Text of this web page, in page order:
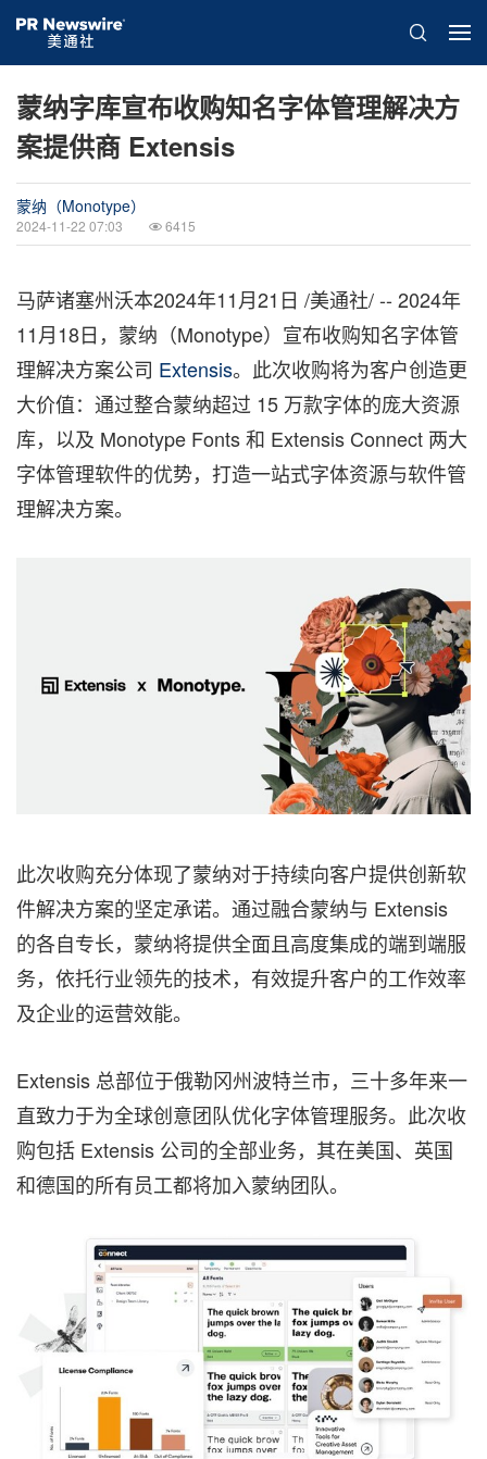
蒙纳字库宣布收购知名字体管理解决方
案提供商 Extensis
蒙纳（Monotype）
2024-11-22 07:03 6415
马萨诸塞州沃本2024年11月21日 /美通社/ -- 2024年
11月18日，蒙纳（Monotype）宣布收购知名字体管
理解决方案公司 Extensis。此次收购将为客户创造更
大价值：通过整合蒙纳超过 15 万款字体的庞大资源
库，以及 Monotype Fonts 和 Extensis Connect 两大
字体管理软件的优势，打造一站式字体资源与软件管
理解决方案。
此次收购充分体现了蒙纳对于持续向客户提供创新软
件解决方案的坚定承诺。通过融合蒙纳与 Extensis
的各自专长，蒙纳将提供全面且高度集成的端到端服
务，依托行业领先的技术，有效提升客户的工作效率
及企业的运营效能。
Extensis 总部位于俄勒冈州波特兰市，三十多年来一
直致力于为全球创意团队优化字体管理服务。此次收
购包括 Extensis 公司的全部业务，其在美国、英国
和德国的所有员工都将加入蒙纳团队。